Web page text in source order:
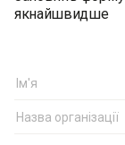
якнайшвидше